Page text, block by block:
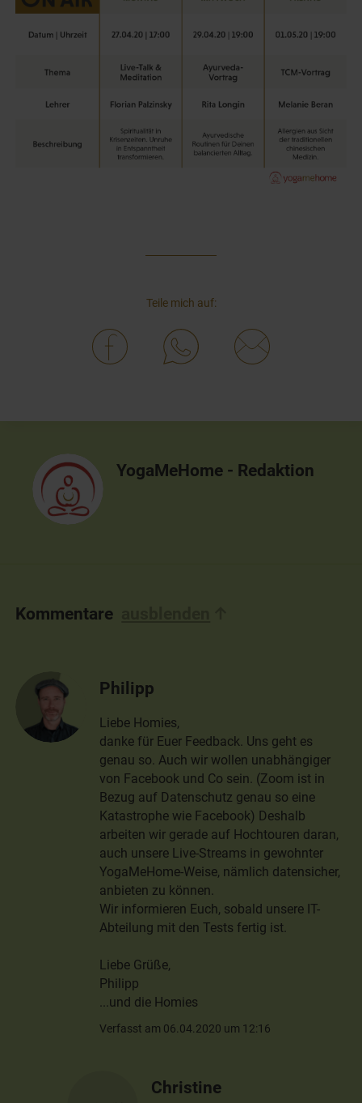
Teile mich auf:
YogaMeHome - Redaktion
Kommentare
Philipp
Liebe Homies,
danke für Euer Feedback. Uns geht es
genau so. Auch wir wollen unabhängiger
von Facebook und Co sein. (Zoom ist in
Bezug auf Datenschutz genau so eine
Katastrophe wie Facebook) Deshalb
arbeiten wir gerade auf Hochtouren daran,
auch unsere Live-Streams in gewohnter
YogaMeHome-Weise, nämlich datensicher,
anbieten zu können.
Wir informieren Euch, sobald unsere IT-
Abteilung mit den Tests fertig ist.
Liebe Grüße,
Philipp
...und die Homies
Verfasst am 06.04.2020 um 12:16
Christine